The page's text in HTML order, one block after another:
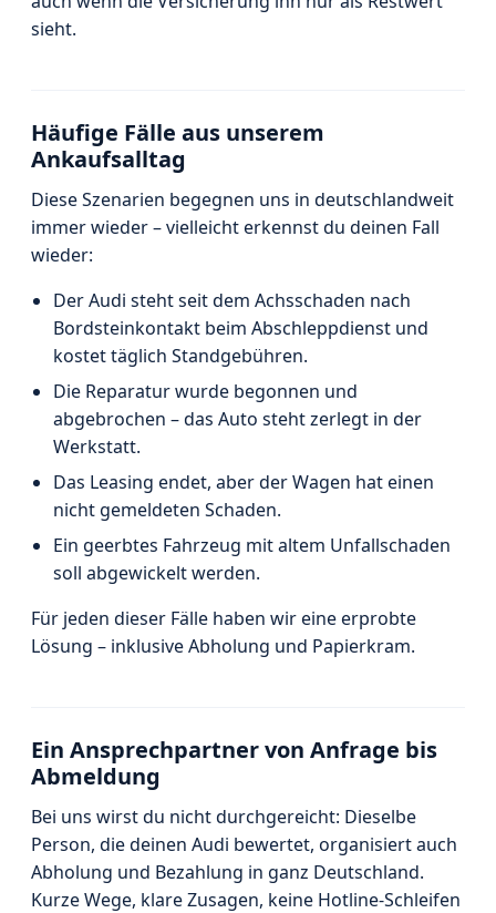
sieht.
Häufige Fälle aus unserem
Ankaufsalltag
Diese Szenarien begegnen uns in deutschlandweit
immer wieder – vielleicht erkennst du deinen Fall
wieder:
Der Audi steht seit dem Achsschaden nach
Bordsteinkontakt beim Abschleppdienst und
kostet täglich Standgebühren.
Die Reparatur wurde begonnen und
abgebrochen – das Auto steht zerlegt in der
Werkstatt.
Das Leasing endet, aber der Wagen hat einen
nicht gemeldeten Schaden.
Ein geerbtes Fahrzeug mit altem Unfallschaden
soll abgewickelt werden.
Für jeden dieser Fälle haben wir eine erprobte
Lösung – inklusive Abholung und Papierkram.
Ein Ansprechpartner von Anfrage bis
Abmeldung
Bei uns wirst du nicht durchgereicht: Dieselbe
Person, die deinen Audi bewertet, organisiert auch
Abholung und Bezahlung in ganz Deutschland.
Kurze Wege, klare Zusagen, keine Hotline-Schleifen